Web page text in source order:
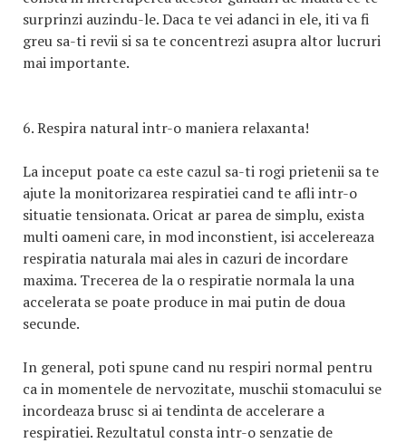
surprinzi auzindu-le. Daca te vei adanci in ele, iti va fi
greu sa-ti revii si sa te concentrezi asupra altor lucruri
mai importante.
6. Respira natural intr-o maniera relaxanta!
La inceput poate ca este cazul sa-ti rogi prietenii sa te
ajute la monitorizarea respiratiei cand te afli intr-o
situatie tensionata. Oricat ar parea de simplu, exista
multi oameni care, in mod inconstient, isi accelereaza
respiratia naturala mai ales in cazuri de incordare
maxima. Trecerea de la o respiratie normala la una
accelerata se poate produce in mai putin de doua
secunde.
In general, poti spune cand nu respiri normal pentru
ca in momentele de nervozitate, muschii stomacului se
incordeaza brusc si ai tendinta de accelerare a
respiratiei. Rezultatul consta intr-o senzatie de